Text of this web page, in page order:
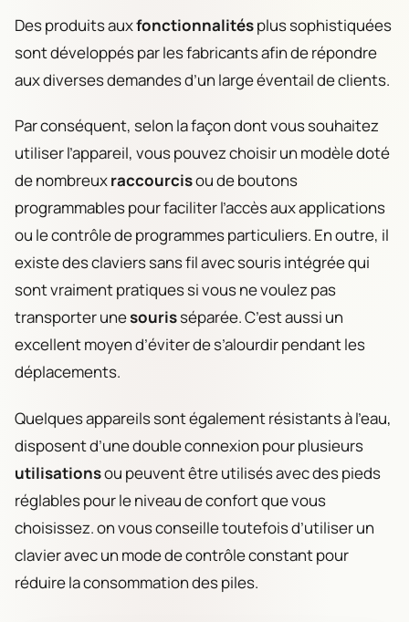
Des produits auxfonctionnalitésplus sophistiquées
sont développés par les fabricants afin de répondre
aux diverses demandes d’un large éventail de clients.
Par conséquent, selon la façon dont vous souhaitez
utiliser l’appareil, vous pouvez choisir un modèle doté
de nombreuxraccourcisou de boutons
programmables pour faciliter l’accès aux applications
ou le contrôle de programmes particuliers. En outre, il
existe des claviers sans fil avec souris intégrée qui
sont vraiment pratiques si vous ne voulez pas
transporter unesourisséparée. C’est aussi un
excellent moyen d’éviter de s’alourdir pendant les
déplacements.
Quelques appareils sont également résistants à l’eau,
disposent d’une double connexion pour plusieurs
utilisationsou peuvent être utilisés avec des pieds
réglables pour le niveau de confort que vous
choisissez. on vous conseille toutefois d’utiliser un
clavier avec un mode de contrôle constant pour
réduire la consommation des piles.